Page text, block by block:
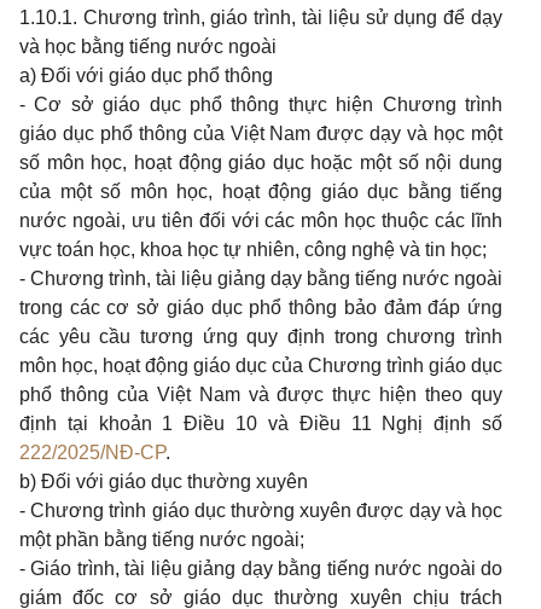
1.10.1. Chương trình, giáo trình, tài liệu sử dụng để dạy
và học bằng tiếng nước ngoài
a) Đối với giáo dục phổ thông
- Cơ sở giáo dục phổ thông thực hiện Chương trình
giáo dục phổ thông của Việt Nam được dạy và học một
số môn học, hoạt động giáo dục hoặc một số nội dung
của một số môn học, hoạt động giáo dục bằng tiếng
nước ngoài, ưu tiên đối với các môn học thuộc các lĩnh
vực toán học, khoa học tự nhiên, công nghệ và tin học;
- Chương trình, tài liệu giảng dạy bằng tiếng nước ngoài
trong các cơ sở giáo dục phổ thông bảo đảm đáp ứng
các yêu cầu tương ứng quy định trong chương trình
môn học, hoạt động giáo dục của Chương trình giáo dục
phổ thông của Việt Nam và được thực hiện theo quy
định tại khoản 1 Điều 10 và Điều 11 Nghị định số
222/2025/NĐ-CP.
b) Đối với giáo dục thường xuyên
- Chương trình giáo dục thường xuyên được dạy và học
một phần bằng tiếng nước ngoài;
- Giáo trình, tài liệu giảng dạy bằng tiếng nước ngoài do
giám đốc cơ sở giáo dục thường xuyên chịu trách